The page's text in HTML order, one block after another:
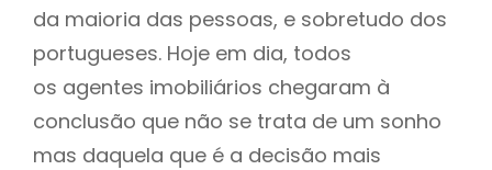
da maioria das pessoas, e sobretudo dos
portugueses. Hoje em dia, todos
os agentes imobiliários chegaram à
conclusão que não se trata de um sonho
mas daquela que é a decisão mais